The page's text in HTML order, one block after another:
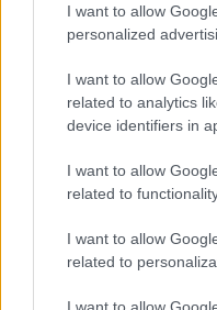
I want to allow
personalized
I want to allow
related to analytics
device identifiers in
I want to allow
related to
I want to allow
related to
I want to allow
επιτυχημένα σχήματα
ηλεκτρονικής
αποτελεί και μια
Για ακόμα μια φορά
ευκαιρία να τους